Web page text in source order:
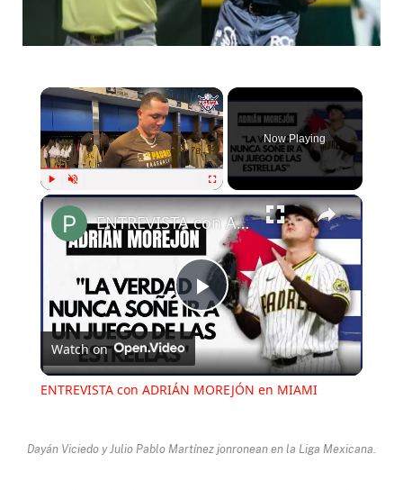
×
Play Unmute Fullscreen
Now Playing
×
Play
Video
ENTREVISTA con ADRIÁN MOREJÓN en MIAMI
Watch on
ENTREVISTA con ADRIÁN MOREJÓN en MIAMI
Dayán Viciedo y Julio Pablo Martínez jonronean en la Liga Mexicana.